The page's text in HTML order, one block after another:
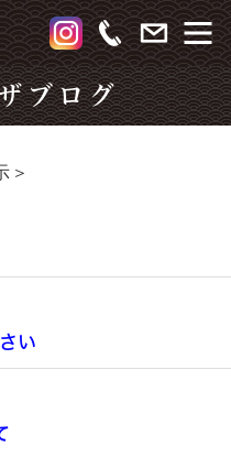
ブログ
＞
い